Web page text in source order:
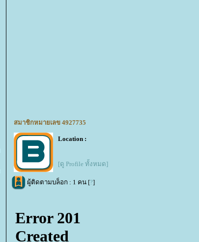
สมาชิกหมายเลข 4927735
Location :
[ดู Profile ทั้งหมด]
ผู้ติดตามบล็อก : 1 คน [?]